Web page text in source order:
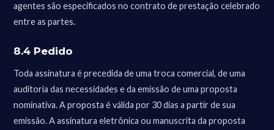
agentes são especificados no contrato de prestação celebrado
entre as partes.
8.4 Pedido
Toda assinatura é precedida de uma troca comercial, de uma
auditoria das necessidades e da emissão de uma proposta
nominativa. A proposta é válida por 30 dias a partir de sua
emissão. A assinatura eletrônica ou manuscrita da proposta